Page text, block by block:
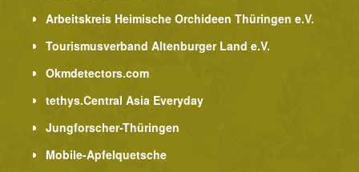
Arbeitskreis Heimische Orchideen Thüringen e.V.
Tourismusverband Altenburger Land e.V.
Okmdetectors.com
tethys.Central Asia Everyday
Jungforscher-Thüringen
Mobile-Apfelquetsche